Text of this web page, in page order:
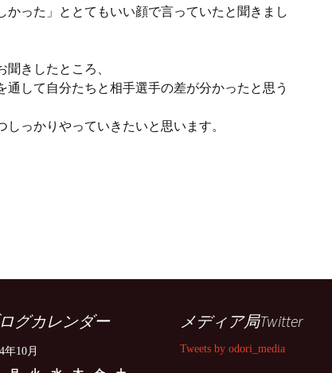
かった」ととてもいい顔で言っていたと聞きまし
きしたところ、
通して自分たちと相手選手の差が分かったと思う
っかりやっていきたいと思います。
グカレンダー
年10月
メディア局Twitter
Tweets by odori_media